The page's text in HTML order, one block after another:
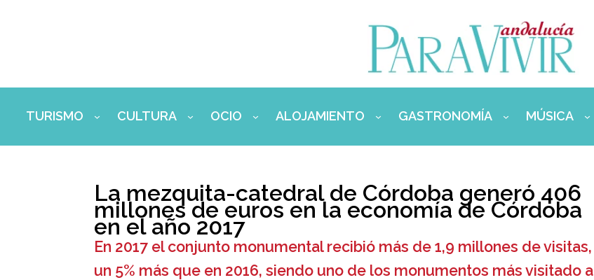
TURISMO CULTURA OCIO ALOJAMIENTO GASTRONOMÍA MÚSICA
La mezquita-catedral de Córdoba generó 406
millones de euros en la economía de Córdoba
en el año 2017
En 2017 el conjunto monumental recibió más de 1,9 millones de visitas,
un 5% más que en 2016, siendo uno de los monumentos más visitado a